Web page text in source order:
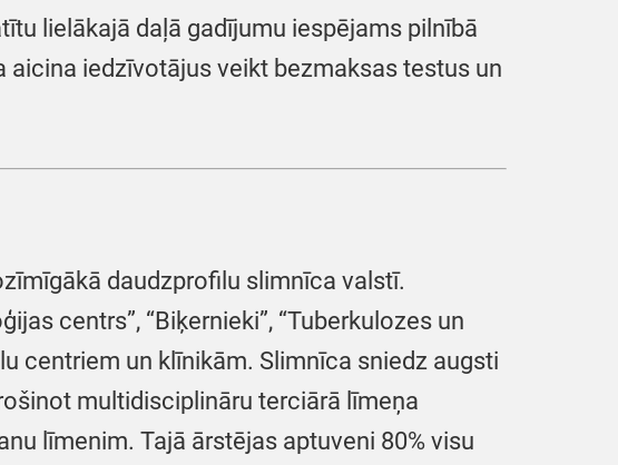
lielākajā daļā gadījumu iespējams pilnībā
iedzīvotājus veikt bezmaksas testus un
daudzprofilu slimnīca valstī.
centrs”, “Biķernieki”, “Tuberkulozes un
centriem un klīnikām. Slimnīca sniedz augsti
multidisciplināru terciārā līmeņa
līmenim. Tajā ārstējas aptuveni 80% visu